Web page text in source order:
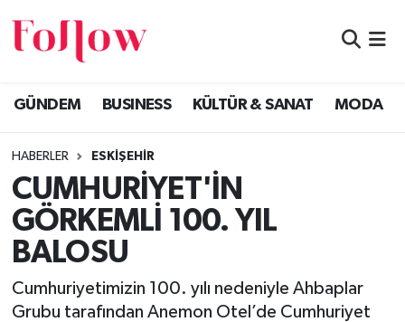
GÜNDEM BUSINESS KÜLTÜR & SANAT MODA
HABERLER ESKİŞEHİR
CUMHURİYET'İN
GÖRKEMLİ 100. YIL
BALOSU
Cumhuriyetimizin 100. yılı nedeniyle Ahbaplar
Grubu tarafından Anemon Otel’de Cumhuriyet
GÜNDEM
BUSINESS
KÜLTÜR & SANAT
MODA
EĞİTİM
SAĞLIK & SPOR
Eskişehir Nöbetçi Eczaneler
Eskişehir Hava Durumu
Eskişehir Namaz Vakitleri
Eskişehir Trafik Yoğunluk Haritası
Süper Lig Puan Durumu ve Fikstür
Tüm Manşetler